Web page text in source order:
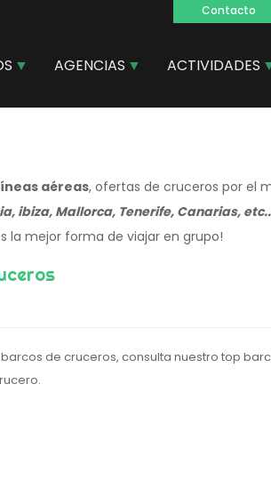
principal
Contacto
AGENCIAS ACTIVIDADES
aéreas, ofertas de cruceros por el
ibiza, Mallorca, Tenerife, Canarias,
la mejor forma de viajar en grupo!
de cruceros, consulta nuestro top